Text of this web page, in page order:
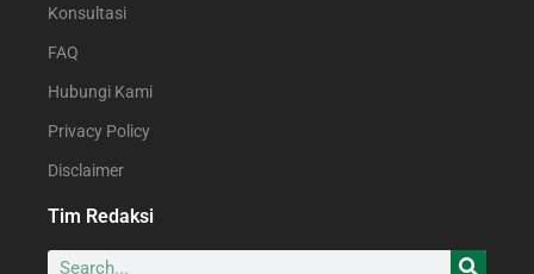
Konsultasi
FAQ
Hubungi Kami
Privacy Policy
Disclaimer
Tim Redaksi